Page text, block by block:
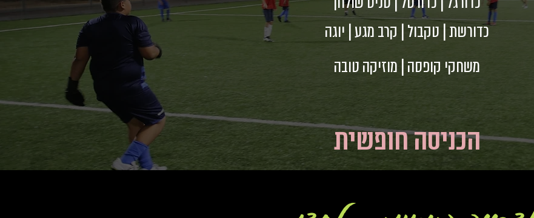
כדורשת | טקבול | קרב מגע | יוגה
משחקי קופסה | מוזיקה טובה
הכניסה חופשית